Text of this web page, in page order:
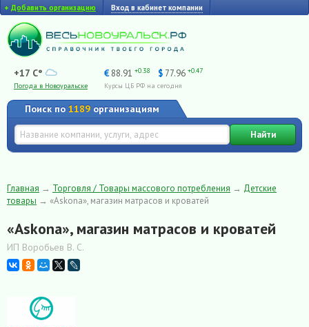
+ Добавить организацию Вход в кабинет компании
+17 C°
Погода в Новоуральске
€ 88.91 +0.38 $ 77.96 +0.47
Курсы ЦБ РФ на сегодня
Поиск по 1189 организациям
Найти
Главная → Торговля / Товары массового потребления → Детские
товары → «Askona», магазин матрасов и кроватей
«Askona», магазин матрасов и кроватей
ИП Воробьев В. С.